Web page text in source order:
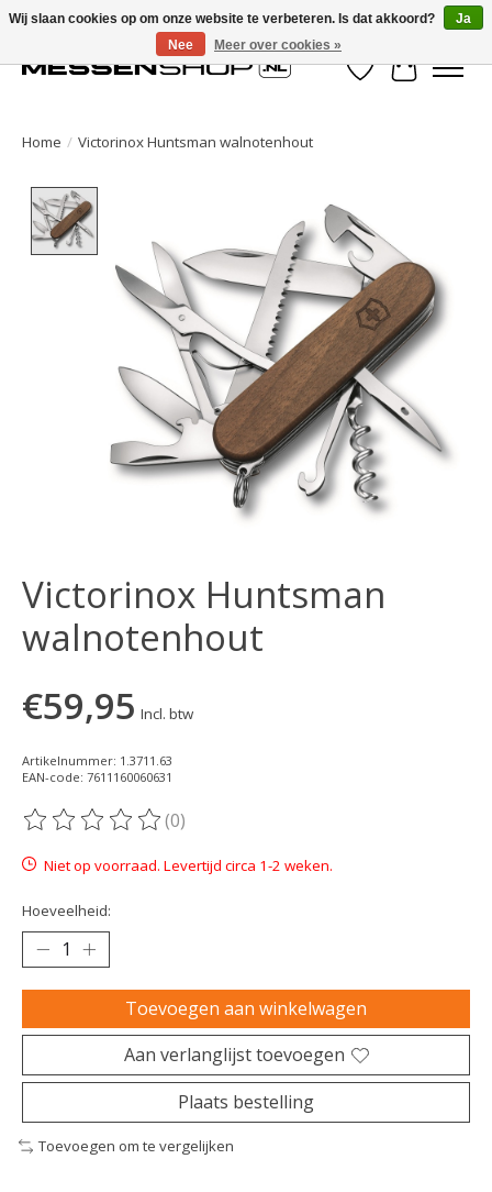
Verlanglijst
Home / Victorinox Huntsman walnotenhout
Product image slideshow Items
Victorinox Huntsman
walnotenhout
€59,95 Incl. btw
Artikelnummer: 1.3711.63
EAN-code: 7611160060631
De beoordeling van dit product is
(0)
Niet op voorraad. Levertijd circa 1-2 weken.
Hoeveelheid:
Toevoegen aan winkelwagen
Aan verlanglijst toevoegen
Plaats bestelling
Toevoegen om te vergelijken
Wij slaan cookies op om onze website te verbeteren. Is dat akkoord?
Ja
Nee
Meer over cookies »